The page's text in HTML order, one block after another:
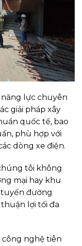
năng lực chuyên
giải pháp xây
quốc tế, bao
phù hợp với
dòng xe điện.
tôi không
mại hay khu
tuyến đường
lợi tối đa
công nghệ tiên